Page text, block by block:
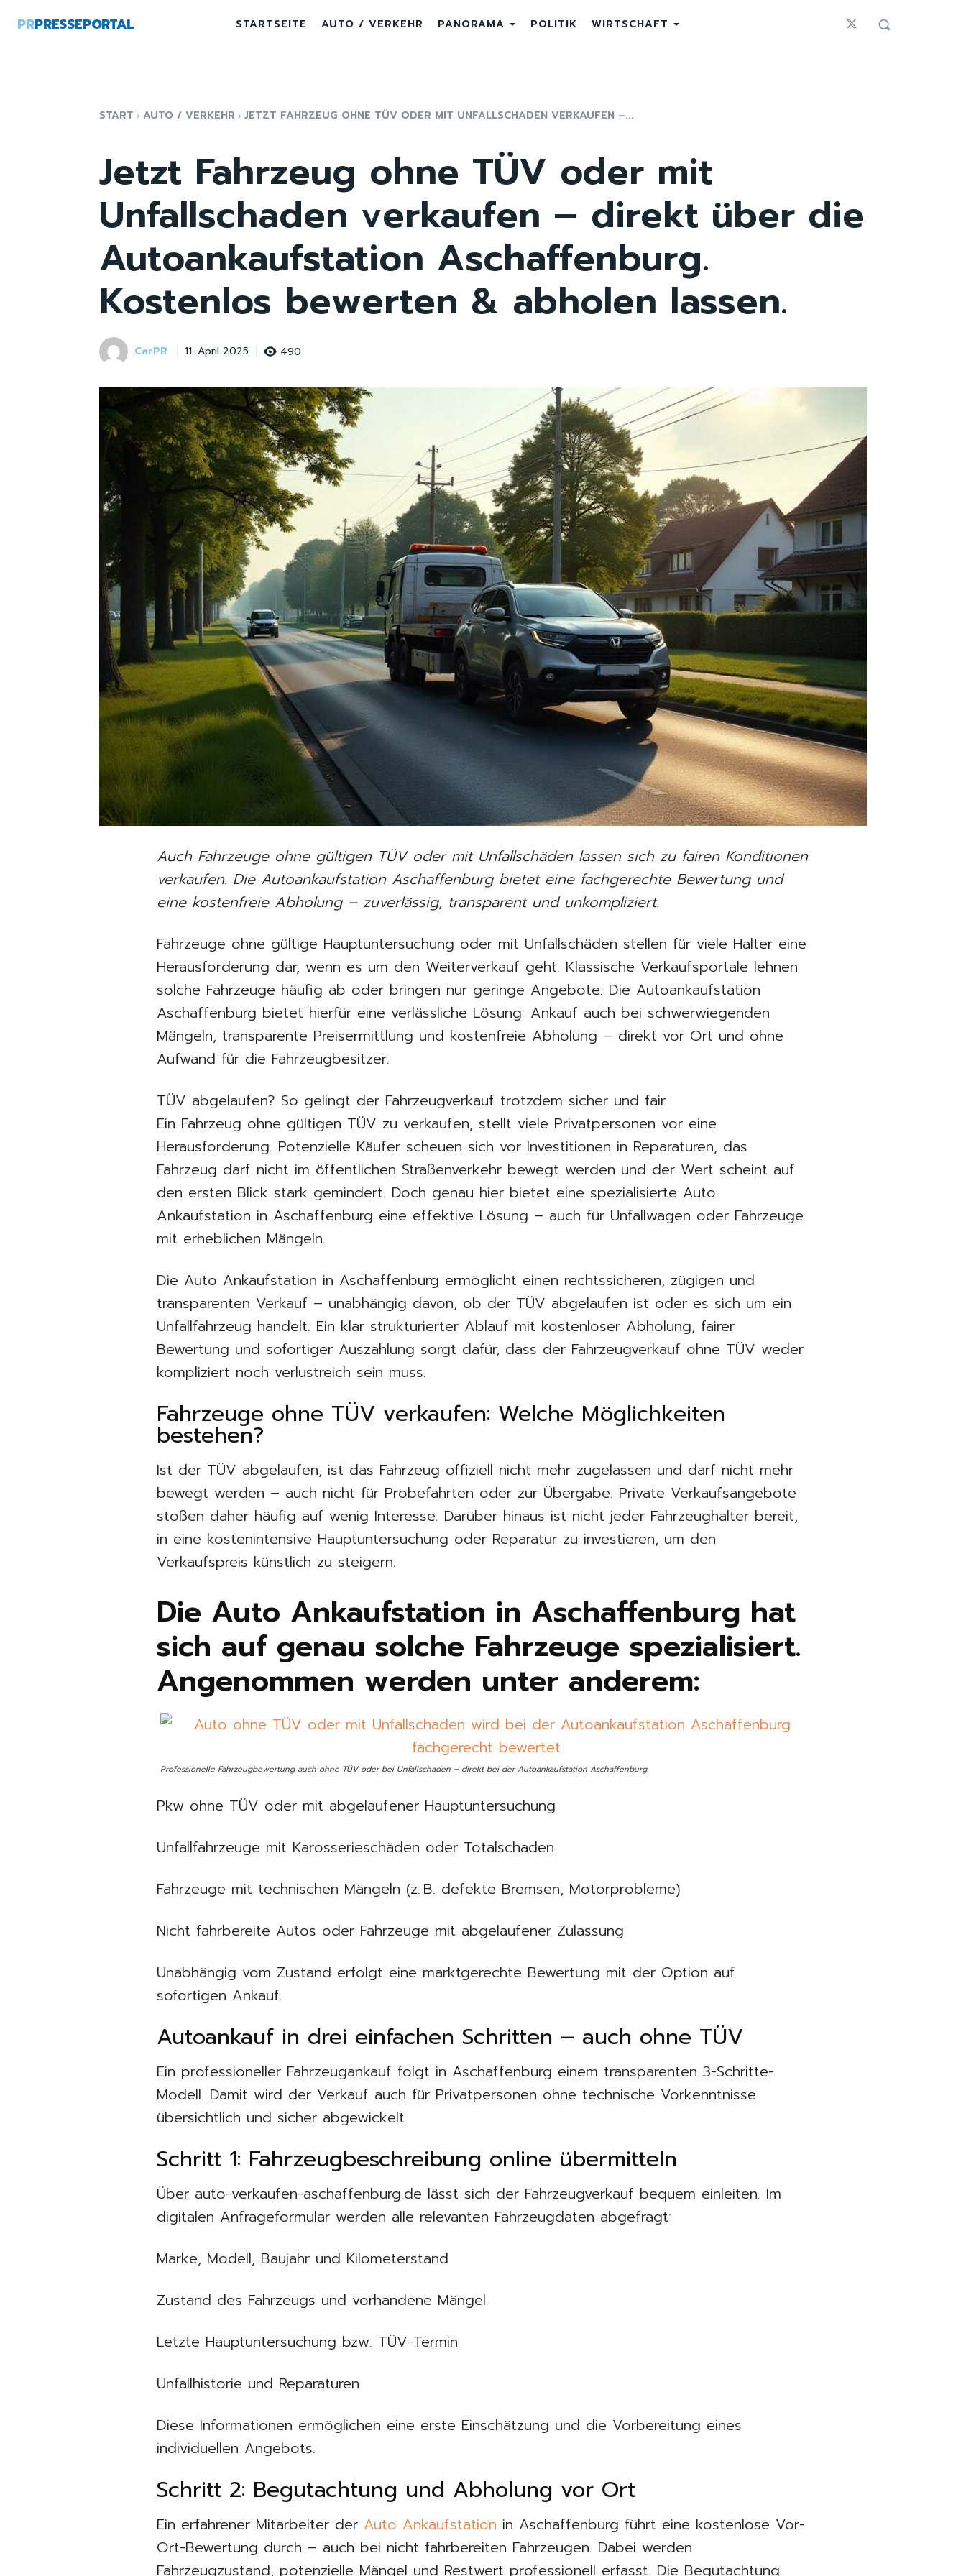
PRPRESSEPORTAL STARTSEITE AUTO / VERKEHR PANORAMA POLITIK WIRTSCHAFT
START AUTO / VERKEHR JETZT FAHRZEUG OHNE TÜV ODER MIT UNFALLSCHADEN VERKAUFEN –...
Jetzt Fahrzeug ohne TÜV oder mit
Unfallschaden verkaufen – direkt über die
Autoankaufstation Aschaffenburg.
Kostenlos bewerten & abholen lassen.
CarPR 11. April 2025 490
Auch Fahrzeuge ohne gültigen TÜV oder mit Unfallschäden lassen sich zu fairen Konditionen
verkaufen. Die Autoankaufstation Aschaffenburg bietet eine fachgerechte Bewertung und
eine kostenfreie Abholung – zuverlässig, transparent und unkompliziert.
Fahrzeuge ohne gültige Hauptuntersuchung oder mit Unfallschäden stellen für viele Halter eine
Herausforderung dar, wenn es um den Weiterverkauf geht. Klassische Verkaufsportale lehnen
solche Fahrzeuge häufig ab oder bringen nur geringe Angebote. Die Autoankaufstation
Aschaffenburg bietet hierfür eine verlässliche Lösung: Ankauf auch bei schwerwiegenden
Mängeln, transparente Preisermittlung und kostenfreie Abholung – direkt vor Ort und ohne
Aufwand für die Fahrzeugbesitzer.
TÜV abgelaufen? So gelingt der Fahrzeugverkauf trotzdem sicher und fair
Ein Fahrzeug ohne gültigen TÜV zu verkaufen, stellt viele Privatpersonen vor eine
Herausforderung. Potenzielle Käufer scheuen sich vor Investitionen in Reparaturen, das
Fahrzeug darf nicht im öffentlichen Straßenverkehr bewegt werden und der Wert scheint auf
den ersten Blick stark gemindert. Doch genau hier bietet eine spezialisierte Auto
Ankaufstation in Aschaffenburg eine effektive Lösung – auch für Unfallwagen oder Fahrzeuge
mit erheblichen Mängeln.
Die Auto Ankaufstation in Aschaffenburg ermöglicht einen rechtssicheren, zügigen und
transparenten Verkauf – unabhängig davon, ob der TÜV abgelaufen ist oder es sich um ein
Unfallfahrzeug handelt. Ein klar strukturierter Ablauf mit kostenloser Abholung, fairer
Bewertung und sofortiger Auszahlung sorgt dafür, dass der Fahrzeugverkauf ohne TÜV weder
kompliziert noch verlustreich sein muss.
Fahrzeuge ohne TÜV verkaufen: Welche Möglichkeiten
bestehen?
Ist der TÜV abgelaufen, ist das Fahrzeug offiziell nicht mehr zugelassen und darf nicht mehr
bewegt werden – auch nicht für Probefahrten oder zur Übergabe. Private Verkaufsangebote
stoßen daher häufig auf wenig Interesse. Darüber hinaus ist nicht jeder Fahrzeughalter bereit,
in eine kostenintensive Hauptuntersuchung oder Reparatur zu investieren, um den
Verkaufspreis künstlich zu steigern.
Die Auto Ankaufstation in Aschaffenburg hat
sich auf genau solche Fahrzeuge spezialisiert.
Angenommen werden unter anderem:
Professionelle Fahrzeugbewertung auch ohne TÜV oder bei Unfallschaden – direkt bei der Autoankaufstation Aschaffenburg.
Pkw ohne TÜV oder mit abgelaufener Hauptuntersuchung
Unfallfahrzeuge mit Karosserieschäden oder Totalschaden
Fahrzeuge mit technischen Mängeln (z. B. defekte Bremsen, Motorprobleme)
Nicht fahrbereite Autos oder Fahrzeuge mit abgelaufener Zulassung
Unabhängig vom Zustand erfolgt eine marktgerechte Bewertung mit der Option auf
sofortigen Ankauf.
Autoankauf in drei einfachen Schritten – auch ohne TÜV
Ein professioneller Fahrzeugankauf folgt in Aschaffenburg einem transparenten 3-Schritte-
Modell. Damit wird der Verkauf auch für Privatpersonen ohne technische Vorkenntnisse
übersichtlich und sicher abgewickelt.
Schritt 1: Fahrzeugbeschreibung online übermitteln
Über auto-verkaufen-aschaffenburg.de lässt sich der Fahrzeugverkauf bequem einleiten. Im
digitalen Anfrageformular werden alle relevanten Fahrzeugdaten abgefragt:
Marke, Modell, Baujahr und Kilometerstand
Zustand des Fahrzeugs und vorhandene Mängel
Letzte Hauptuntersuchung bzw. TÜV-Termin
Unfallhistorie und Reparaturen
Diese Informationen ermöglichen eine erste Einschätzung und die Vorbereitung eines
individuellen Angebots.
Schritt 2: Begutachtung und Abholung vor Ort
Ein erfahrener Mitarbeiter der Auto Ankaufstation in Aschaffenburg führt eine kostenlose Vor-
Ort-Bewertung durch – auch bei nicht fahrbereiten Fahrzeugen. Dabei werden
Fahrzeugzustand, potenzielle Mängel und Restwert professionell erfasst. Die Begutachtung